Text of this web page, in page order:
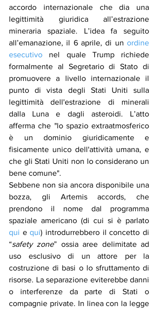
accordo internazionale che dia una
legittimità giuridica all’estrazione
mineraria spaziale. L’idea fa seguito
all’emanazione, il 6 aprile, di un ordine
esecutivo nel quale Trump richiede
formalmente al Segretario di Stato di
promuovere a livello internazionale il
punto di vista degli Stati Uniti sulla
legittimità dell'estrazione di minerali
dalla Luna e dagli asteroidi. L’atto
afferma che "lo spazio extraatmosferico
è un dominio giuridicamente e
fisicamente unico dell'attività umana, e
che gli Stati Uniti non lo considerano un
bene comune".
Sebbene non sia ancora disponibile una
bozza, gli Artemis accords, che
prendono il nome dal programma
qui e qui) introdurrebbero il concetto di
“safety zone” ossia aree delimitate ad
uso esclusivo di un attore per la
costruzione di basi o lo sfruttamento di
risorse. La separazione eviterebbe danni
o interferenze da parte di Stati o
compagnie private. In linea con la legge